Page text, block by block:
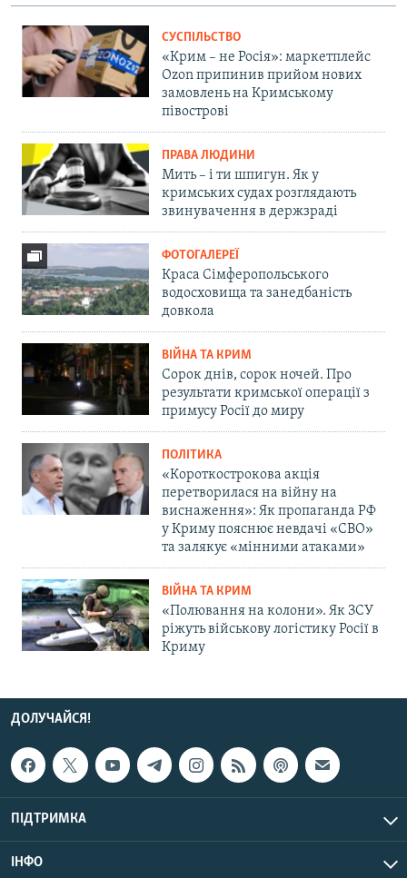
СУСПІЛЬСТВО
«Крим – не Росія»: маркетплейс
Ozon припинив прийом нових
замовлень на Кримському
півострові
ПРАВА ЛЮДИНИ
Мить – і ти шпигун. Як у
кримських судах розглядають
звинувачення в держзраді
ФОТОГАЛЕРЕЇ
Краса Сімферопольського
водосховища та занедбаність
довкола
ВІЙНА ТА КРИМ
Сорок днів, сорок ночей. Про
результати кримської операції з
примусу Росії до миру
ПОЛІТИКА
«Короткострокова акція
перетворилася на війну на
виснаження»: Як пропаганда РФ
у Криму пояснює невдачі «СВО»
та залякує «мінними атаками»
ВІЙНА ТА КРИМ
«Полювання на колони». Як ЗСУ
ріжуть військову логістику Росії в
Криму
ДОЛУЧАЙСЯ!
ПІДТРИМКА
ІНФО